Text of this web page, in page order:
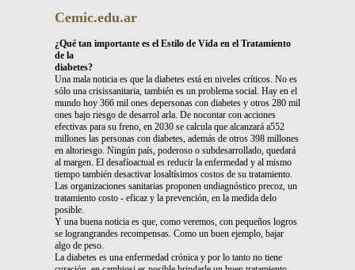
Cemic.edu.ar
¿Qué tan importante es el Estilo de Vida en el Tratamiento
de la
diabetes?
Una mala noticia es que la diabetes está en niveles críticos. No es
sólo una crisissanitaria, también es un problema social. Hay en el
mundo hoy 366 mil ones depersonas con diabetes y otros 280 mil
ones bajo riesgo de desarrol arla. De nocontar con acciones
efectivas para su freno, en 2030 se calcula que alcanzará a552
millones las personas con diabetes, además de otros 398 millones
en altoriesgo. Ningún país, poderoso o subdesarrollado, quedará
al margen. El desafíoactual es reducir la enfermedad y al mismo
tiempo también desactivar losaltísimos costos de su tratamiento.
Las organizaciones sanitarias proponen undiagnóstico precoz, un
tratamiento costo - eficaz y la prevención, en la medida delo
posible.
Y una buena noticia es que, como veremos, con pequeños logros
se lograngrandes recompensas. Como un buen ejemplo, bajar
algo de peso.
La diabetes es una enfermedad crónica y por lo tanto no tiene